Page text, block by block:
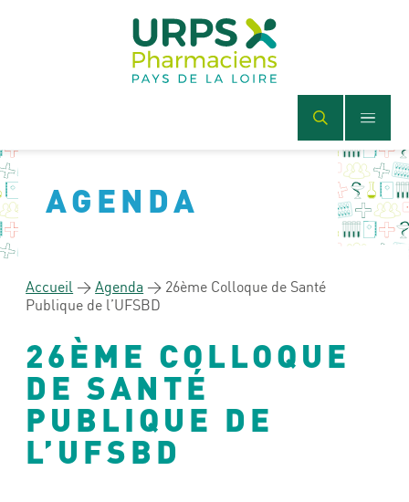
AGENDA
Accueil >Agenda > 26ème Colloque de Santé
Publique de l’UFSBD
26ÈME COLLOQUE
DE SANTÉ
PUBLIQUE DE
L’UFSBD